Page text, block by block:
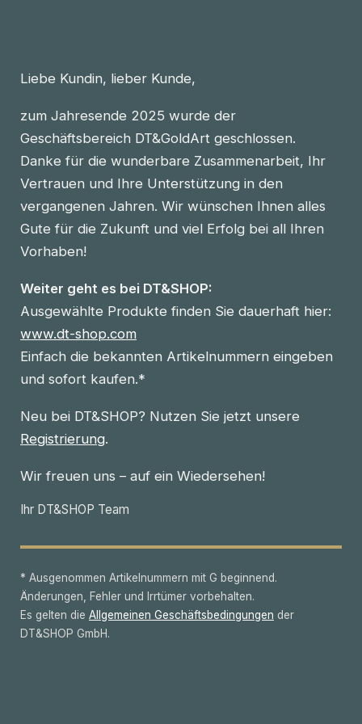
Liebe Kundin, lieber Kunde,
zum Jahresende 2025 wurde der
Geschäftsbereich DT&GoldArt geschlossen.
Danke für die wunderbare Zusammenarbeit, Ihr
Vertrauen und Ihre Unterstützung in den
vergangenen Jahren. Wir wünschen Ihnen alles
Gute für die Zukunft und viel Erfolg bei all Ihren
Vorhaben!
Weiter geht es bei DT&SHOP:
Ausgewählte Produkte finden Sie dauerhaft hier:
www.dt-shop.com
Einfach die bekannten Artikelnummern eingeben
und sofort kaufen.*
Neu bei DT&SHOP? Nutzen Sie jetzt unsere
Registrierung.
Wir freuen uns – auf ein Wiedersehen!
Ihr DT&SHOP Team
* Ausgenommen Artikelnummern mit G beginnend.
Änderungen, Fehler und Irrtümer vorbehalten.
Es gelten die Allgemeinen Geschäftsbedingungen der
DT&SHOP GmbH.